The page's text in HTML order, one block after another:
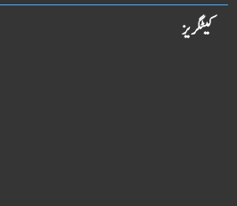
کیٹگریز